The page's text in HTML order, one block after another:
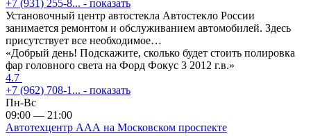
+7 (931) 255-8... - показать
Установочный центр автостекла Автостекло России
занимается ремонтом и обслуживанием автомобилей. Здесь
присутствует все необходимое…
«Добрый день! Подскажите, сколько будет стоить полировка
фар головного света на Форд Фокус 3 2012 г.в.»
4.7
+7 (962) 708-1... - показать
Пн-Вс
09:00 — 21:00
Автотехцентр ААА на Московском проспекте